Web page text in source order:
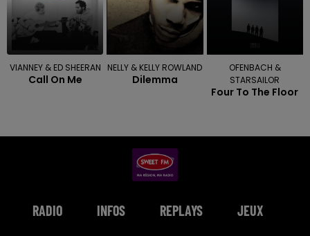
VIANNEY & ED SHEERAN
Call On Me
NELLY & KELLY ROWLAND
Dilemma
OFENBACH &
STARSAILOR
Four To The Floor
RADIO INFOS REPLAYS JEUX